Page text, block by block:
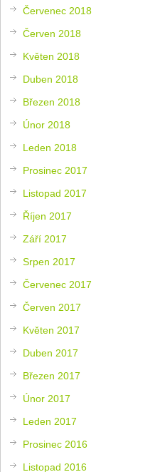
Červenec 2018
Červen 2018
Květen 2018
Duben 2018
Březen 2018
Únor 2018
Leden 2018
Prosinec 2017
Listopad 2017
Říjen 2017
Září 2017
Srpen 2017
Červenec 2017
Červen 2017
Květen 2017
Duben 2017
Březen 2017
Únor 2017
Leden 2017
Prosinec 2016
Listopad 2016